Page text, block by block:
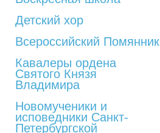
Детский хор
Всероссийский Помянник
Кавалеры ордена
Святого Князя
Владимира
Новомученики и
исповедники Санкт-
Петербургской